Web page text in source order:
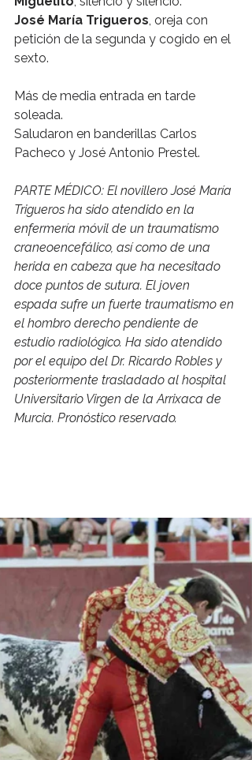
José María Trigueros, oreja con
petición de la segunda y cogido en el
sexto.
Más de media entrada en tarde
soleada.
Saludaron en banderillas Carlos
Pacheco y José Antonio Prestel.
PARTE MÉDICO: El novillero José María
Trigueros ha sido atendido en la
enfermería móvil de un traumatismo
craneoencefálico, así como de una
herida en cabeza que ha necesitado
doce puntos de sutura. El joven
espada sufre un fuerte traumatismo en
el hombro derecho pendiente de
estudio radiológico. Ha sido atendido
por el equipo del Dr. Ricardo Robles y
posteriormente trasladado al hospital
Universitario Virgen de la Arrixaca de
Murcia. Pronóstico reservado.